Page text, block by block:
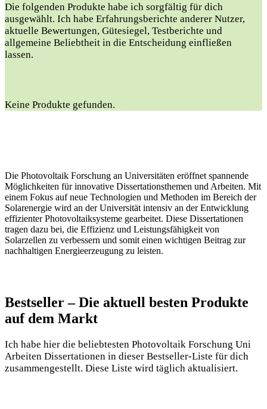
Die folgenden Produkte habe ich sorgfältig für dich
ausgewählt. Ich habe Erfahrungsberichte anderer Nutzer,
aktuelle Bewertungen, Gütesiegel, Testberichte und
allgemeine Beliebtheit in die Entscheidung einfließen
lassen.
Keine Produkte gefunden.
Die Photovoltaik Forschung an Universitäten eröffnet spannende
Möglichkeiten für innovative Dissertationsthemen und Arbeiten. Mit
einem Fokus auf neue Technologien und Methoden im Bereich der
Solarenergie wird an der Universität intensiv an der Entwicklung
effizienter Photovoltaiksysteme gearbeitet. Diese Dissertationen
tragen dazu bei, die Effizienz und Leistungsfähigkeit von
Solarzellen zu verbessern und somit einen wichtigen Beitrag zur
nachhaltigen Energieerzeugung zu leisten.
Bestseller – Die aktuell besten Produkte
auf dem Markt
Ich habe hier die beliebtesten Photovoltaik Forschung Uni
Arbeiten Dissertationen in dieser Bestseller-Liste für dich
zusammengestellt. Diese Liste wird täglich aktualisiert.